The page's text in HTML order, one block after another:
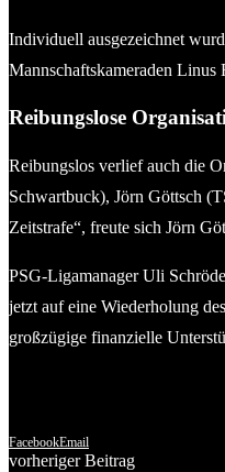
Individuell ausgezeichnet
Mannschaftskameraden Linus
Reibungslose
Reibungslos verlief auch die
Schwartbuck), Jörn Göttsch
Zeitstrafe“, freute sich Jörn
PSG-Ligamanager Uli
jetzt auf eine Wiederholung
großzügige finanzielle
FacebookEmail
vorheriger Beitrag